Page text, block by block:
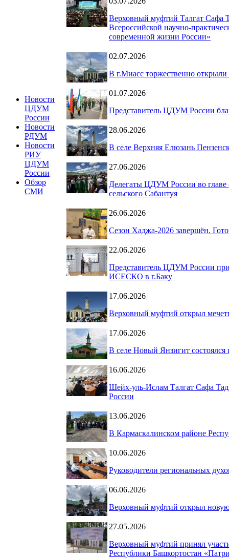
Новости
ЦДУМ
России
Новости
РДУМ
Новости
РИУ
ЦДУМ
России
Обзор
СМИ
Верховный муфтий Талгат Сафа
Всероссийской научно-
современной жизни России»
02.07.2026
В г.Миасс торжественно
01.07.2026
Представитель ЦДУМ России
28.06.2026
В селе Верхняя Елюзань
27.06.2026
Делегаты ЦДУМ России во главе
сельского Сабантуя
26.06.2026
Сезон Хаджа-2026 завершён.
22.06.2026
Представитель ЦДУМ России
ИСЕСКО в г.Баку
17.06.2026
Верховный муфтий открыл
17.06.2026
В селе Новый Янзигит
16.06.2026
Шейх-уль-Ислам Талгат Сафа
России
13.06.2026
В Кармаскалинском районе
10.06.2026
Руководители региональных
06.06.2026
Верховный муфтий открыл новую
27.05.2026
Верховный муфтий принял
Республики Башкортостан